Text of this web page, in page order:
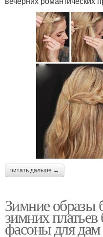
читать дальше →
Зимние образы
зимних
фасоны для дам